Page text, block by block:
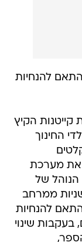
להנחיות
קייטנות הקיץ
החינוך
את מערכת
הנוהל של
במקום הנמצא במרחק של 15 שניות ממרחב
להנחיות
בעקבות שינוי